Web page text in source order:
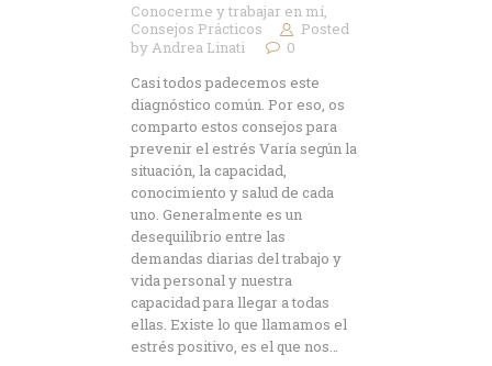
Conocerme y trabajar en mí,
Consejos Prácticos
Posted
byAndrea Linati
0
Casi todos padecemos este
diagnóstico común. Por eso, os
comparto estos consejos para
prevenir el estrés Varía según la
situación, la capacidad,
conocimiento y salud de cada
uno. Generalmente es un
desequilibrio entre las
demandas diarias del trabajo y
vida personal y nuestra
capacidad para llegar a todas
ellas. Existe lo que llamamos el
estrés positivo, es el que nos…